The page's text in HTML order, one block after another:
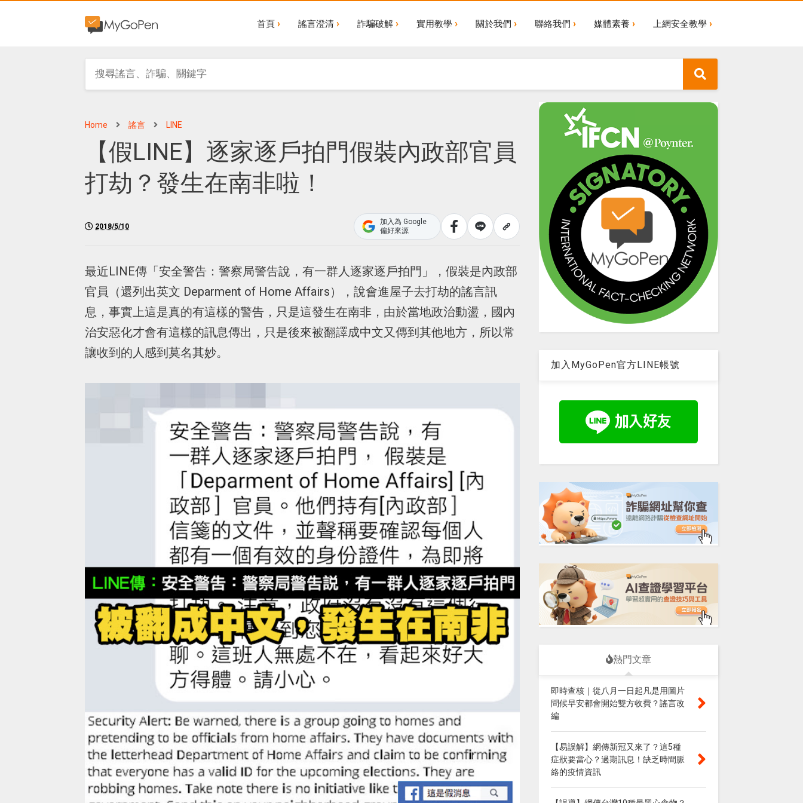
首頁 謠言澄清 詐騙破解 實用教學 關於我們 聯絡我們 媒體素養 上網安全教學
Home 謠言 LINE
【假LINE】逐家逐戶拍門假裝內政部官員
打劫？發生在南非啦！
2018/5/10
加入為 Google
偏好來源
最近LINE傳「安全警告：警察局警告說，有一群人逐家逐戶拍門」，假裝是內政部
官員（還列出英文 Deparment of Home Affairs），說會進屋子去打劫的謠言訊
息，事實上這是真的有這樣的警告，只是這發生在南非，由於當地政治動盪，國內
治安惡化才會有這樣的訊息傳出，只是後來被翻譯成中文又傳到其他地方，所以常
讓收到的人感到莫名其妙。
加入MyGoPen官方LINE帳號
熱門文章
即時查核｜從八月一日起凡是用圖片
問候早安都會開始雙方收費？謠言改
編
【易誤解】網傳新冠又來了？這5種
症狀要當心？過期訊息！缺乏時間脈
絡的疫情資訊